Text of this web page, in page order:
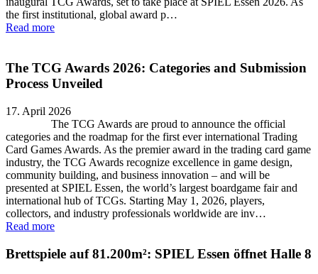
the first institutional, global award p…
Read more
The TCG Awards 2026: Categories and Submission
Process Unveiled
17. April 2026
The TCG Awards are proud to announce the official
categories and the roadmap for the first ever international Trading
Card Games Awards. As the premier award in the trading card game
industry, the TCG Awards recognize excellence in game design,
community building, and business innovation – and will be
presented at SPIEL Essen, the world’s largest boardgame fair and
international hub of TCGs. Starting May 1, 2026, players,
collectors, and industry professionals worldwide are inv…
Read more
Brettspiele auf 81.200m²: SPIEL Essen öffnet Halle 8